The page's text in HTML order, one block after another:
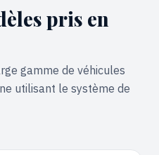
pris en
gamme de véhicules
utilisant le système de